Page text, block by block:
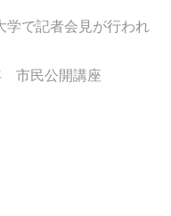
学で記者会見が行われ
市民公開講座